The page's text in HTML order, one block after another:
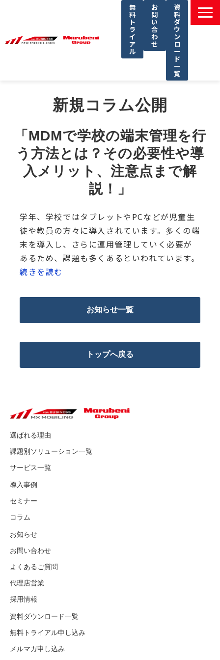
無
料
ト
ラ
イ
ア
ル
お
問
い
合
わ
せ
資
料
ダ
ウ
ン
ロ
ー
ド
一
覧
課題別ソリューション一覧
導入事例
セミナー
コラム
よくあるご質問
新規コラム公開
「MDMで学校の端末管理を行
う方法とは？その必要性や導
入メリット、注意点まで解
説！」
学年、学校ではタブレットやPCなどが児童生
徒や教員の方々に導入されています。多くの端
末を導入し、さらに運用管理していく必要が
あるため、課題も多くあるといわれています。
続きを読む
お知らせ一覧
トップへ戻る
選ばれる理由
課題別ソリューション一覧
サービス一覧
導入事例
セミナー
コラム
お知らせ
お問い合わせ
よくあるご質問
代理店営業
採用情報
資料ダウンロード一覧
無料トライアル申し込み
メルマガ申し込み